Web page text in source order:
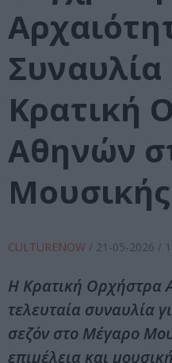
Συναυλία
Κρατική
Αθηνών
CULTURENOW / 21-05-2026 /
Η Κρατική Ορχήστρα
τελευταία συναυλία
σεζόν στο Μέγαρο
επιμέλεια και